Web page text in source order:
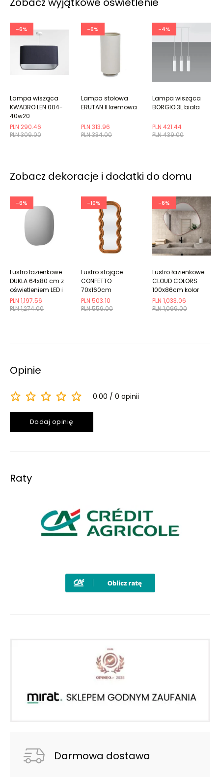
-6%
PLN 309.00
PLN 290.46
Lampa wisząca
KWADRO LEN 004-
40w20
granatowa/szara
-6%
PLN 334.00
PLN 313.96
Lampa stołowa
ERUTAN II kremowa
-4%
PLN 439.00
PLN 421.44
Lampa wisząca
BORGIO 3L biała
Zobacz dekoracje i dodatki do domu
-6%
PLN 1,274.00
PLN 1,197.56
Lustro łazienkowe
DUKLA 64x80 cm z
oświetleniem LED i
matą grzewczą
-10%
PLN 559.00
PLN 503.10
Lustro stojące
CONFETTO
70x160cm
cynamonowe
tapicerowane
-6%
PLN 1,099.00
PLN 1,033.06
Lustro łazienkowe
CLOUD COLORS
100x86cm kolor
ramki do wyboru
Opinie
0.00 0 opinii
Dodaj opinię
Raty
Darmowa dostawa